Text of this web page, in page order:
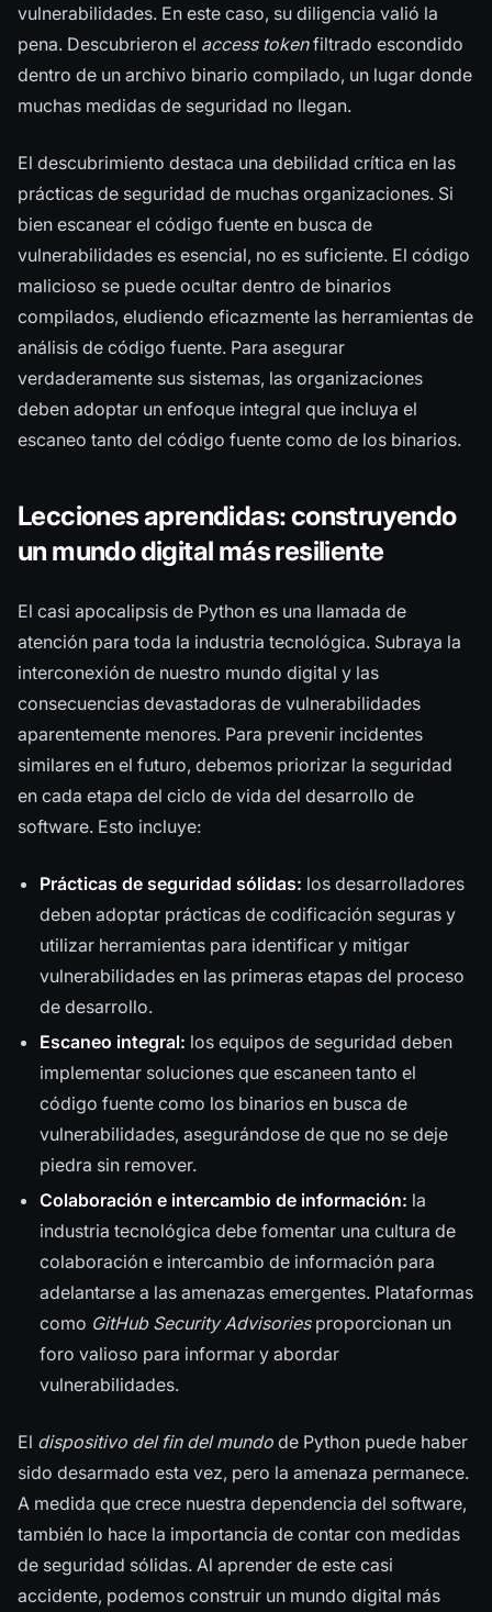
vulnerabilidades. En este caso, su diligencia valió la
pena. Descubrieron el access tokenfiltrado escondido
dentro de un archivo binario compilado, un lugar donde
muchas medidas de seguridad no llegan.
El descubrimiento destaca una debilidad crítica en las
prácticas de seguridad de muchas organizaciones. Si
bien escanear el código fuente en busca de
vulnerabilidades es esencial, no es suficiente. El código
malicioso se puede ocultar dentro de binarios
compilados, eludiendo eficazmente las herramientas de
análisis de código fuente. Para asegurar
verdaderamente sus sistemas, las organizaciones
deben adoptar un enfoque integral que incluya el
escaneo tanto del código fuente como de los binarios.
Lecciones aprendidas: construyendo
un mundo digital más resiliente
El casi apocalipsis de Python es una llamada de
atención para toda la industria tecnológica. Subraya la
interconexión de nuestro mundo digital y las
consecuencias devastadoras de vulnerabilidades
aparentemente menores. Para prevenir incidentes
similares en el futuro, debemos priorizar la seguridad
en cada etapa del ciclo de vida del desarrollo de
software. Esto incluye:
Prácticas de seguridad sólidas: los desarrolladores
deben adoptar prácticas de codificación seguras y
utilizar herramientas para identificar y mitigar
vulnerabilidades en las primeras etapas del proceso
de desarrollo.
Escaneo integral: los equipos de seguridad deben
implementar soluciones que escaneen tanto el
código fuente como los binarios en busca de
vulnerabilidades, asegurándose de que no se deje
piedra sin remover.
Colaboración e intercambio de información: la
industria tecnológica debe fomentar una cultura de
colaboración e intercambio de información para
adelantarse a las amenazas emergentes. Plataformas
como GitHub Security Advisoriesproporcionan un
foro valioso para informar y abordar
vulnerabilidades.
El dispositivo del fin del mundo de Python puede haber
sido desarmado esta vez, pero la amenaza permanece.
A medida que crece nuestra dependencia del software,
también lo hace la importancia de contar con medidas
de seguridad sólidas. Al aprender de este casi
accidente, podemos construir un mundo digital más